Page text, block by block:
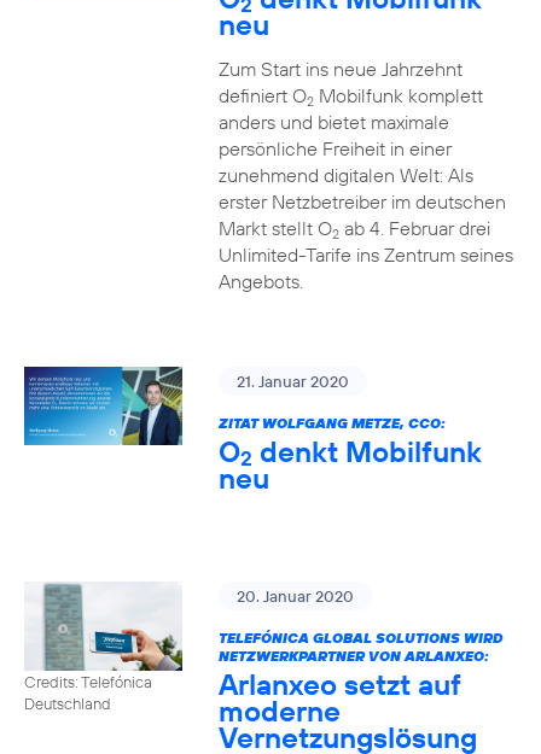
neu
Zum Start ins neue Jahrzehnt
definiert O2Mobilfunk komplett
anders und bietet maximale
persönliche Freiheit in einer
zunehmend digitalen Welt: Als
erster Netzbetreiber im deutschen
Markt stellt O2ab 4. Februar drei
Unlimited-Tarife ins Zentrum seines
Angebots.
21. Januar 2020
ZITAT WOLFGANG METZE, CCO:
O2 denkt Mobilfunk
neu
Credits: Telefónica
Deutschland
20. Januar 2020
TELEFÓNICA GLOBAL SOLUTIONS WIRD
NETZWERKPARTNER VON ARLANXEO:
Arlanxeo setzt auf
moderne
Vernetzungslösung